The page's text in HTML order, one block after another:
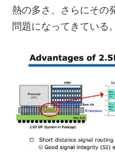
熱の多さ、さらにその
問題になってきている。